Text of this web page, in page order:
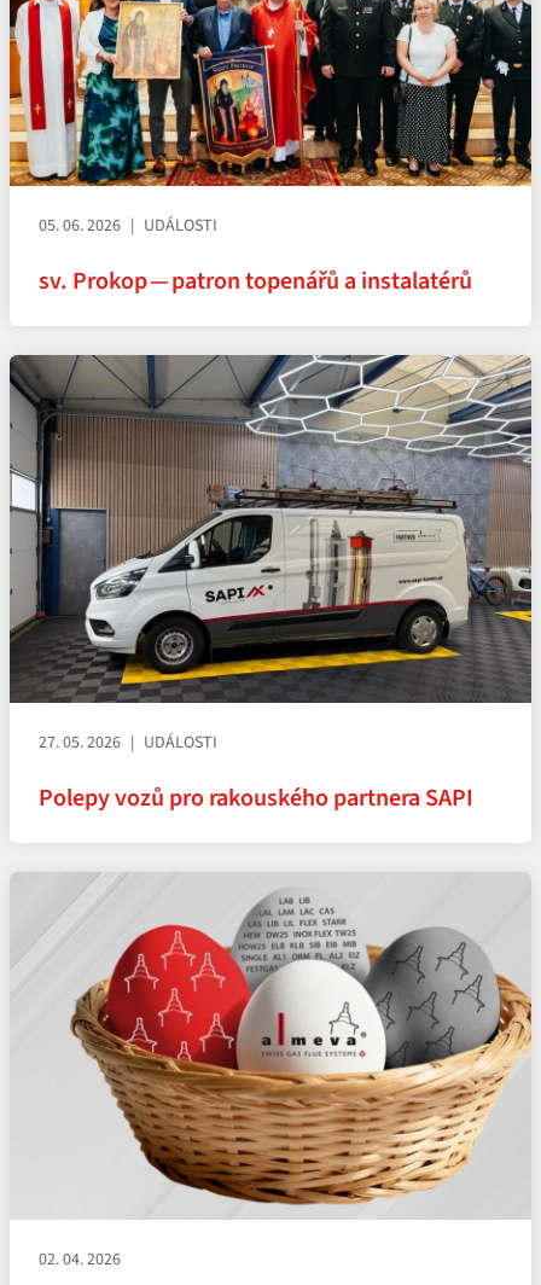
05. 06. 2026 UDÁLOSTI
sv. Prokop — patron topenářů a instalatérů
27. 05. 2026 UDÁLOSTI
Polepy vozů pro rakouského partnera SAPI
02. 04. 2026